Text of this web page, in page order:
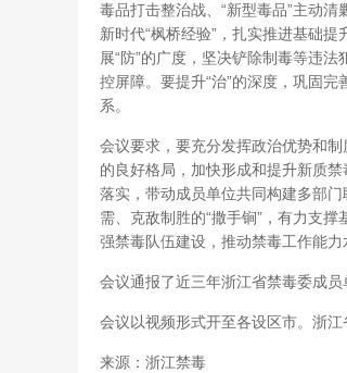
毒品打击整治战、“新型毒品”主动
新时代“枫桥经验”，扎实推进基础
展“防”的广度，坚决铲除制毒等违
控屏障。要提升“治”的深度，巩固
系。
会议要求，要充分发挥政治优势和
的良好格局，加快形成和提升新质
落实，带动成员单位共同构建多部
需、克敌制胜的“撒手锏”，有力支
强禁毒队伍建设，推动禁毒工作能力
会议通报了近三年浙江省禁毒委成
会议以视频形式开至各设区市。浙
来源：浙江禁毒